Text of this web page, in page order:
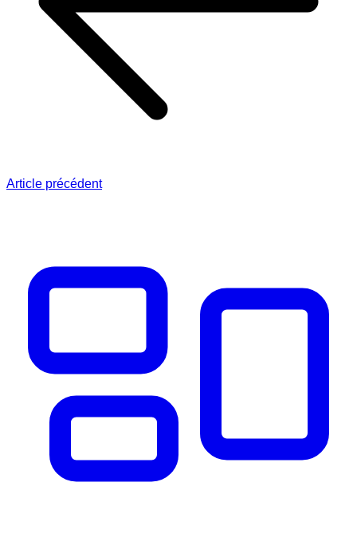
Article précédent